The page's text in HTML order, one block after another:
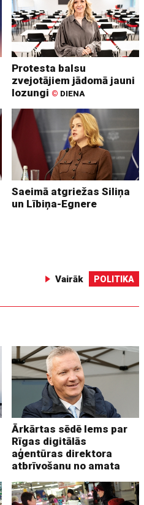
Protesta balsu
zvejotājiem jādomā jauni
lozungi © DIENA
Saeimā atgriežas Siliņa
un Lībiņa-Egnere
Vairāk POLITIKA
Ārkārtas sēdē lems par
Rīgas digitālās
aģentūras direktora
atbrīvošanu no amata